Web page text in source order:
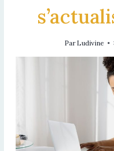
ParLudivine